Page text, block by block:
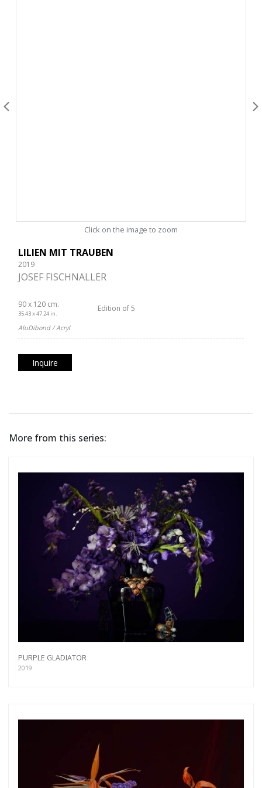
Click on the image to zoom
LILIEN MIT TRAUBEN
2019
JOSEF FISCHNALLER
90 x 120 cm.
35.43 x 47.24 in.
Edition of 5
AluDibond / Acryl
Inquire
More from this series:
PURPLE GLADIATOR
2019